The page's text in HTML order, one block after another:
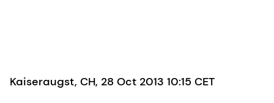
Kaiseraugst, CH, 28 Oct 2013 10:15 CET